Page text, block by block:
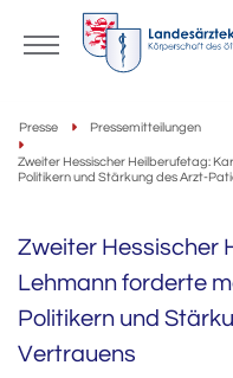
Presse Pressemitteilungen
Zweiter Hessischer Heilberufetag:
Politikern und Stärkung des Arzt-
Zweiter Hessischer
Lehmann forderte
Politikern und
Vertrauens